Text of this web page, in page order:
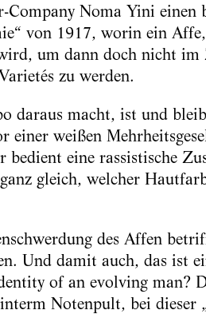
Company Noma Yini
von 1917, worin ein
um dann doch nicht im
zu werden.
daraus macht, ist und
einer weißen
bedient eine rassistische
gleich, welcher
des Affen
Und damit auch, das ist
of an evolving man?
Notenpult, bei dieser